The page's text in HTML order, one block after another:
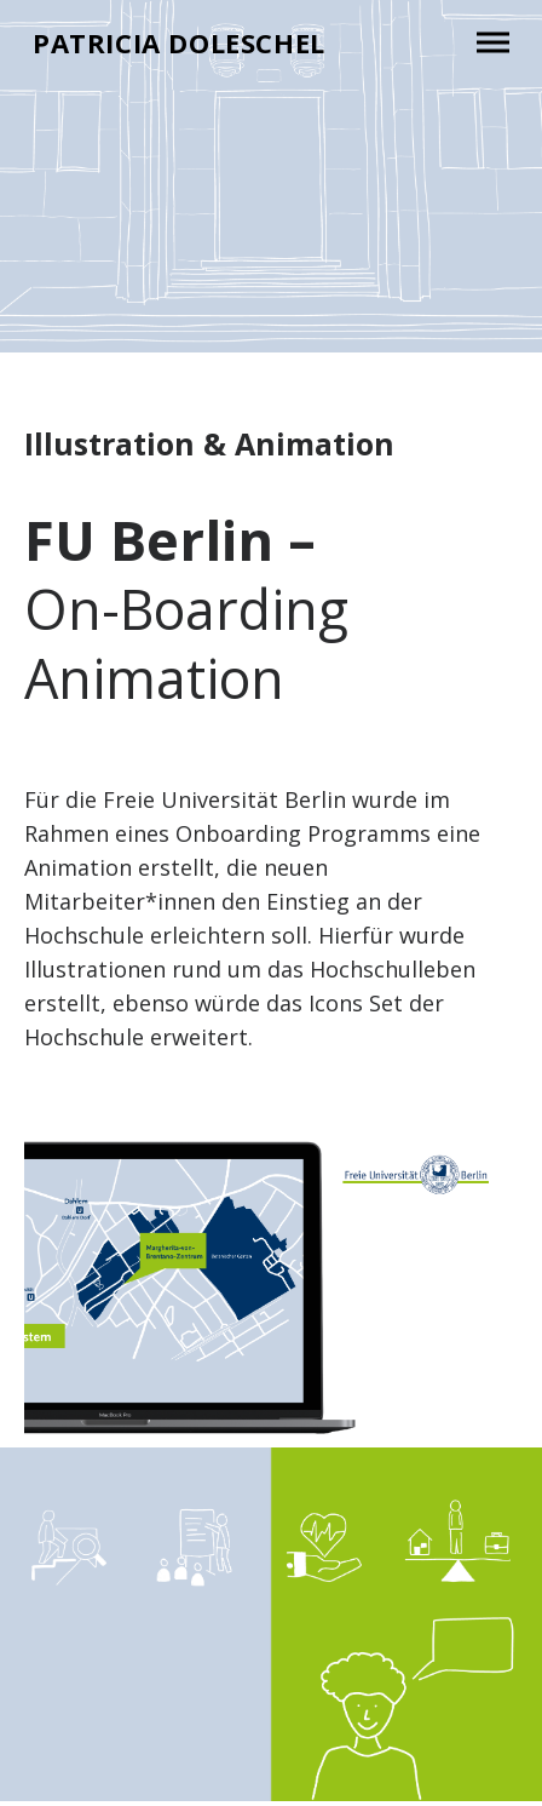
PATRICIA DOLESCHEL
Illustration & Animation
FU Berlin –
On-Boarding
Animation
Für die Freie Universität Berlin wurde im
Rahmen eines Onboarding Programms eine
Animation erstellt, die neuen
Mitarbeiter*innen den Einstieg an der
Hochschule erleichtern soll. Hierfür wurde
Illustrationen rund um das Hochschulleben
erstellt, ebenso würde das Icons Set der
Hochschule erweitert.